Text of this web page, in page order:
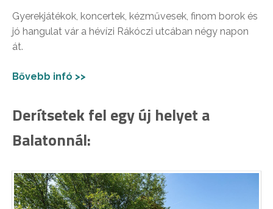
Gyerekjátékok, koncertek, kézművesek, finom borok és
jó hangulat vár a hévízi Rákóczi utcában négy napon
át.
Bővebb infó >>
Derítsetek fel egy új helyet a
Balatonnál: